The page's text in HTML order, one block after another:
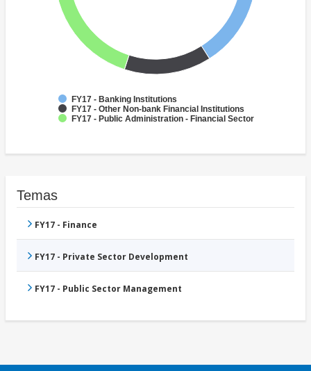
FY17 - Banking Institutions
FY17 - Other Non-bank Financial Institutions
FY17 - Public Administration - Financial Sector
Temas
FY17 - Finance
FY17 - Private Sector Development
FY17 - Public Sector Management